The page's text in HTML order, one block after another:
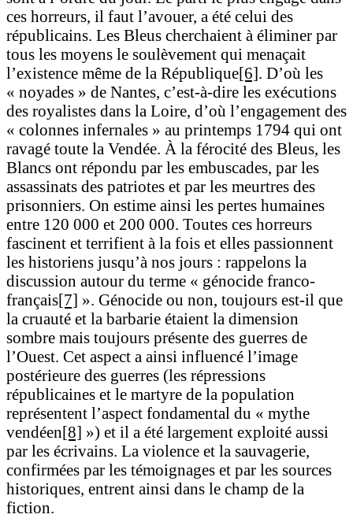
ces horreurs, il faut l’avouer, a été celui des
républicains. Les Bleus cherchaient à éliminer par
tous les moyens le soulèvement qui menaçait
l’existence même de la République[6]. D’où les
« noyades » de Nantes, c’est-à-dire les exécutions
des royalistes dans la Loire, d’où l’engagement des
« colonnes infernales » au printemps 1794 qui ont
ravagé toute la Vendée. À la férocité des Bleus, les
Blancs ont répondu par les embuscades, par les
assassinats des patriotes et par les meurtres des
prisonniers. On estime ainsi les pertes humaines
entre 120 000 et 200 000. Toutes ces horreurs
fascinent et terrifient à la fois et elles passionnent
les historiens jusqu’à nos jours : rappelons la
discussion autour du terme « génocide franco-
français[7] ». Génocide ou non, toujours est-il que
la cruauté et la barbarie étaient la dimension
sombre mais toujours présente des guerres de
l’Ouest. Cet aspect a ainsi influencé l’image
postérieure des guerres (les répressions
républicaines et le martyre de la population
représentent l’aspect fondamental du « mythe
vendéen[8] ») et il a été largement exploité aussi
par les écrivains. La violence et la sauvagerie,
confirmées par les témoignages et par les sources
historiques, entrent ainsi dans le champ de la
fiction.